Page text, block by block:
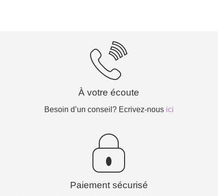
À votre écoute
Besoin d’un conseil? Ecrivez-nous ici
Paiement sécurisé